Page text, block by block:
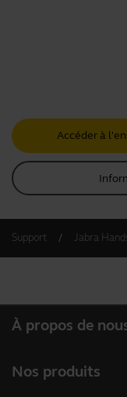
Accéder à
Support Jabra
À propos de
Nos produits